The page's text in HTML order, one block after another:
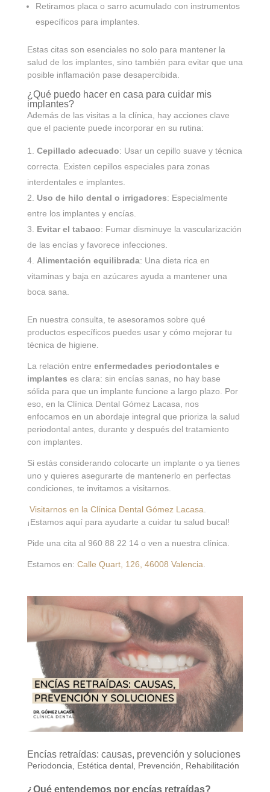
Retiramos placa o sarro acumulado con instrumentos
específicos para implantes.
Estas citas son esenciales no solo para mantener la
salud de los implantes, sino también para evitar que una
posible inflamación pase desapercibida.
¿Qué puedo hacer en casa para cuidar mis
implantes?
Además de las visitas a la clínica, hay acciones clave
que el paciente puede incorporar en su rutina:
Cepillado adecuado: Usar un cepillo suave y técnica
correcta. Existen cepillos especiales para zonas
interdentales e implantes.
Uso de hilo dental o irrigadores: Especialmente
entre los implantes y encías.
Evitar el tabaco: Fumar disminuye la vascularización
de las encías y favorece infecciones.
Alimentación equilibrada: Una dieta rica en
vitaminas y baja en azúcares ayuda a mantener una
boca sana.
En nuestra consulta, te asesoramos sobre qué
productos específicos puedes usar y cómo mejorar tu
técnica de higiene.
La relación entre enfermedades periodontales e
implantes es clara: sin encías sanas, no hay base
sólida para que un implante funcione a largo plazo. Por
eso, en la Clínica Dental Gómez Lacasa, nos
enfocamos en un abordaje integral que prioriza la salud
periodontal antes, durante y después del tratamiento
con implantes.
Si estás considerando colocarte un implante o ya tienes
uno y quieres asegurarte de mantenerlo en perfectas
condiciones, te invitamos a visitarnos.
Visitarnos en la Clínica Dental Gómez Lacasa
¡Estamos aquí para ayudarte a cuidar tu salud bucal!
Pide una cita al 960 88 22 14 o ven a nuestra clínica.
Estamos en: Calle Quart, 126, 46008 Valencia
Encías retraídas: causas, prevención y soluciones
Periodoncia Estética dental, Prevención Rehabilitación
¿Qué entendemos por encías retraídas?